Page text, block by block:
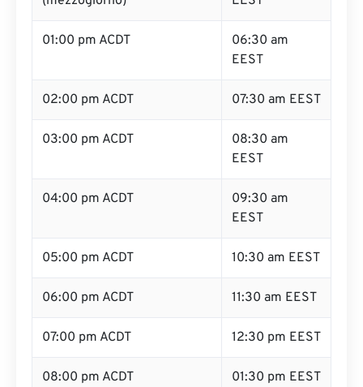
01:00 pm ACDT
06:30 am
EEST
02:00 pm ACDT 07:30 am EEST
03:00 pm ACDT
08:30 am
EEST
04:00 pm ACDT
09:30 am
EEST
05:00 pm ACDT 10:30 am EEST
06:00 pm ACDT 11:30 am EEST
07:00 pm ACDT 12:30 pm EEST
08:00 pm ACDT 01:30 pm EEST